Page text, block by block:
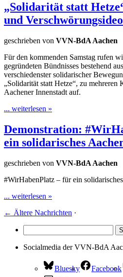
„Solidarität statt
und
geschrieben von VVN-BdA Aachen
Für den kommenden Samstag rufen
gegründeten Bündnisses bestehend
verschiedenster solidarischer
„Solidarität statt Hetze“, zu mehreren
Aachener Innenstadt auf.
... weiterlesen »
Demonstration:
ein solidarisches
geschrieben von VVN-BdA Aachen
#WirHabenPlatz – für ein
... weiterlesen »
← Ältere Nachrichten ·
Socialmedia der VVN-BdA
Bluesky Facebook